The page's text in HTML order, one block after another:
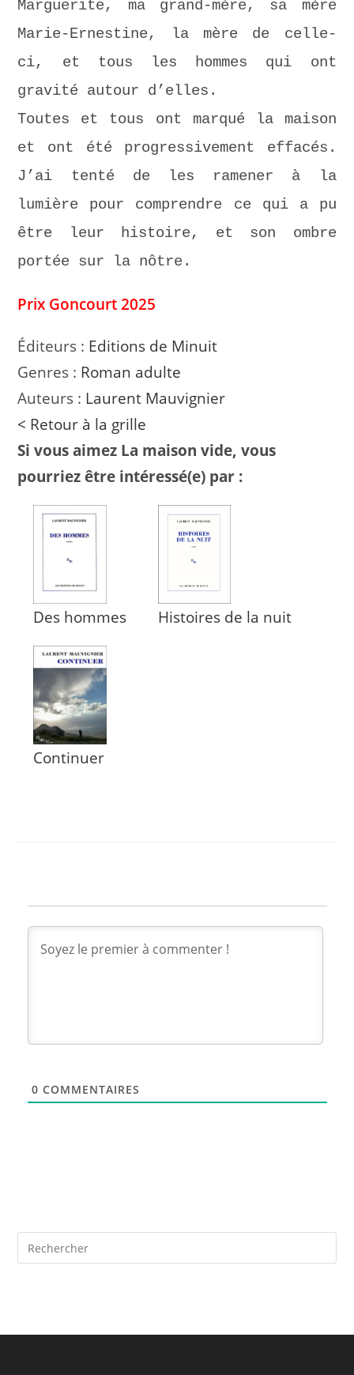
Marguerite, ma grand-mère, sa mère
Marie-Ernestine, la mère de celle-
ci, et tous les hommes qui ont
gravité autour d’elles.
Toutes et tous ont marqué la maison
et ont été progressivement effacés.
J’ai tenté de les ramener à la
lumière pour comprendre ce qui a pu
être leur histoire, et son ombre
portée sur la nôtre.
Prix Goncourt 2025
Éditeurs : Editions de Minuit
Genres : Roman adulte
Auteurs : Laurent Mauvignier
< Retour à la grille
Si vous aimez La maison vide, vous
pourriez être intéressé(e) par :
Des hommes Histoires de la nuit
Continuer
0 COMMENTAIRES